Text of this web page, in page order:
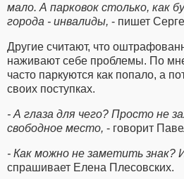
мало. А парковок столько, как
города - инвалиды, - пишет
Другие считают, что
наживают себе проблемы. По
часто паркуются как попало, а
своих поступках.
- А глаза для чего? Просто не
свободное место, - говорит
- Как можно не заметить знак?
спрашивает Елена Плесовских.